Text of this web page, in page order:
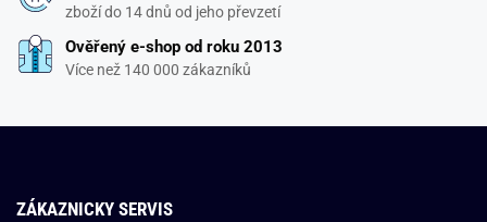
zboží do 14 dnů od jeho převzetí
Ověřený e-shop od roku 2013
Více než 140 000 zákazníků
ZÁKAZNICKY SERVIS